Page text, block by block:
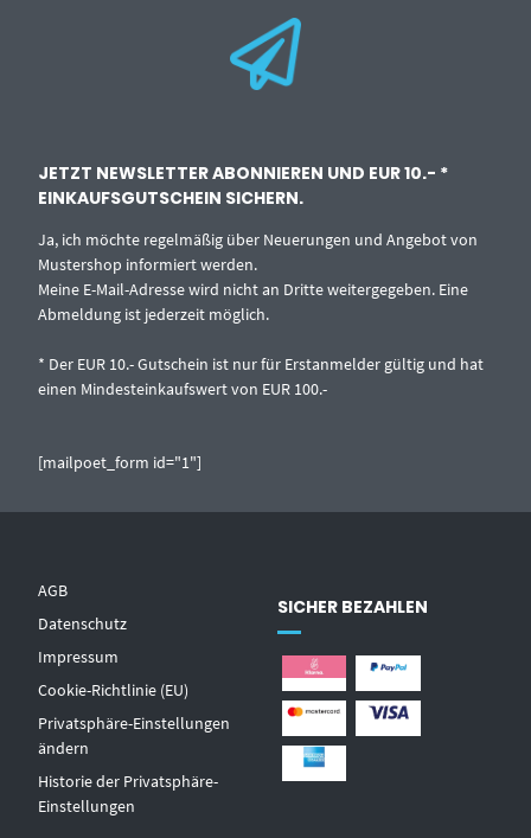
JETZT NEWSLETTER ABONNIEREN UND EUR 10.- *
EINKAUFSGUTSCHEIN SICHERN.
Ja, ich möchte regelmäßig über Neuerungen und Angebot von
Mustershop informiert werden.
Meine E-Mail-Adresse wird nicht an Dritte weitergegeben. Eine
Abmeldung ist jederzeit möglich.
* Der EUR 10.- Gutschein ist nur für Erstanmelder gültig und hat
einen Mindesteinkaufswert von EUR 100.-
[mailpoet_form id="1"]
AGB
Datenschutz
Impressum
Cookie-Richtlinie (EU)
Privatsphäre-Einstellungen
ändern
Historie der Privatsphäre-
Einstellungen
SICHER BEZAHLEN